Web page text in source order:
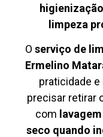
limpeza
O serviço de
Ermelino
praticidade
precisar retirar
com
seco quando